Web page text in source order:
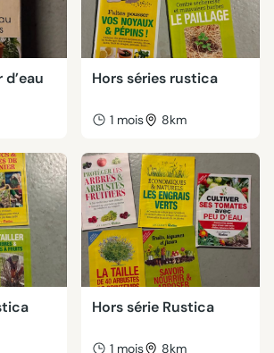
Hors séries rustica
1 mois 8km
Hors série Rustica
1 mois 8km